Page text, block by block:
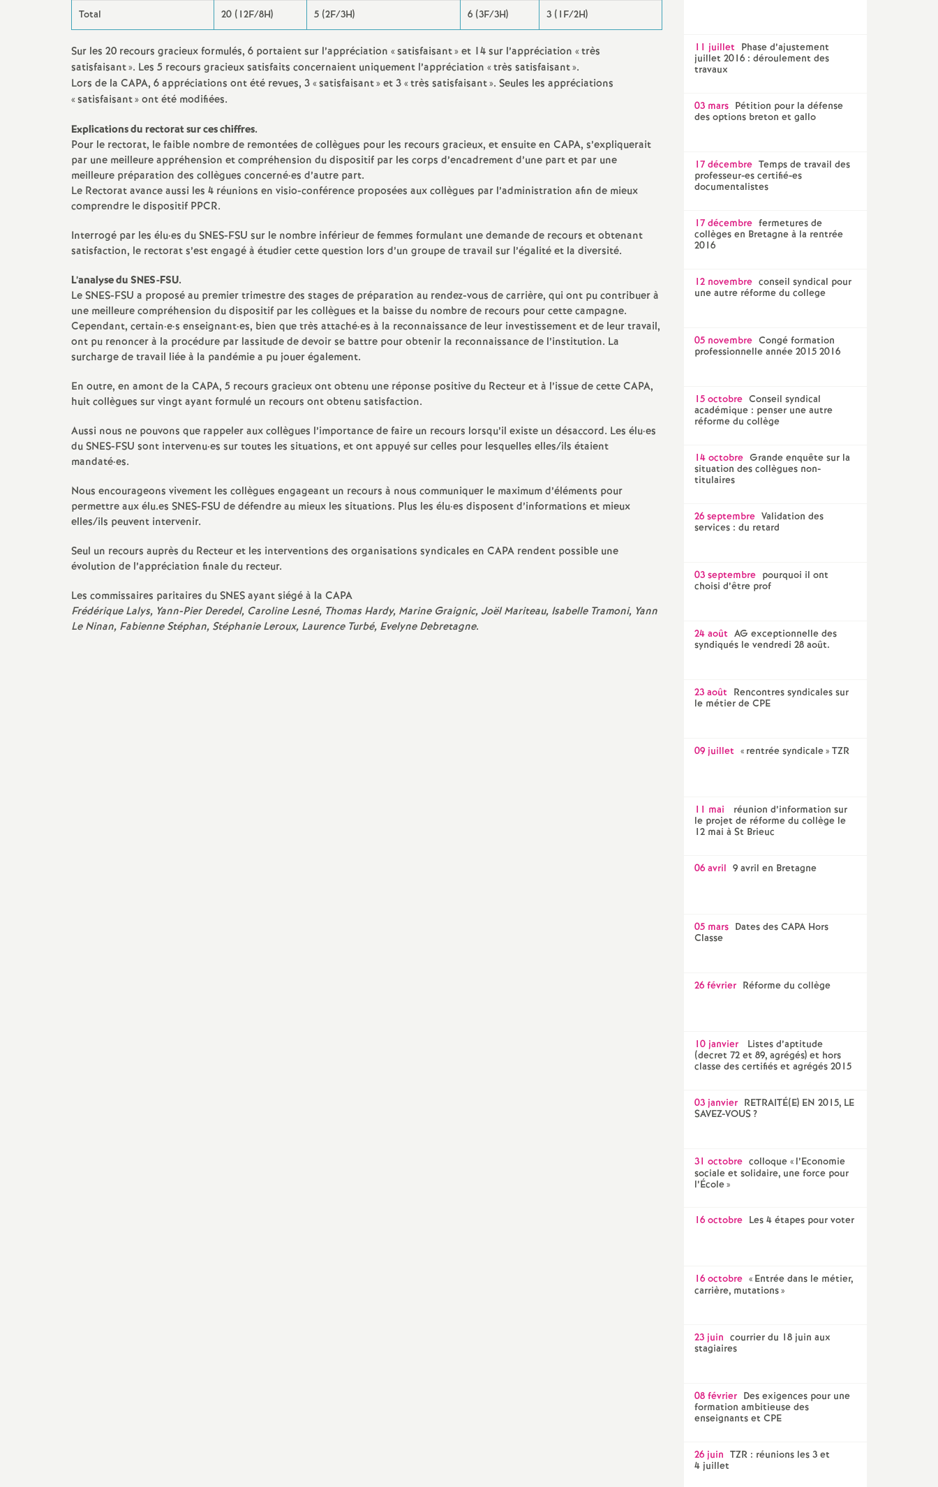
e
n
t
d
e
S
c
o
n
d
d
e
g
r
é
O
Total 20 (12F/8H) 5 (2F/3H) 6 (3F/3H) 3 (1F/2H)
Sur les 20 recours gracieux formulés, 6 portaient sur l’appréciation «satisfaisant» et 14 sur l’appréciation «très
satisfaisant». Les 5 recours gracieux satisfaits concernaient uniquement l’appréciation «très satisfaisant».
Lors de la CAPA, 6 appréciations ont été revues, 3 «satisfaisant» et 3 «très satisfaisant». Seules les appréciations
«satisfaisant» ont été modifiées.
Explications du rectorat sur ces chiffres.
Pour le rectorat, le faible nombre de remontées de collègues pour les recours gracieux, et ensuite en CAPA, s’expliquerait
par une meilleure appréhension et compréhension du dispositif par les corps d’encadrement d’une part et par une
meilleure préparation des collègues concerné·es d’autre part.
Le Rectorat avance aussi les 4 réunions en visio-conférence proposées aux collègues par l’administration afin de mieux
comprendre le dispositif PPCR.
Interrogé par les élu·es du SNES-FSU sur le nombre inférieur de femmes formulant une demande de recours et obtenant
satisfaction, le rectorat s’est engagé à étudier cette question lors d’un groupe de travail sur l’égalité et la diversité.
L’analyse du SNES-FSU.
Le SNES-FSU a proposé au premier trimestre des stages de préparation au rendez-vous de carrière, qui ont pu contribuer à
une meilleure compréhension du dispositif par les collègues et la baisse du nombre de recours pour cette campagne.
Cependant, certain·e·s enseignant·es, bien que très attaché·es à la reconnaissance de leur investissement et de leur travail,
ont pu renoncer à la procédure par lassitude de devoir se battre pour obtenir la reconnaissance de l’institution. La
surcharge de travail liée à la pandémie a pu jouer également.
En outre, en amont de la CAPA, 5 recours gracieux ont obtenu une réponse positive du Recteur et à l’issue de cette CAPA,
huit collègues sur vingt ayant formulé un recours ont obtenu satisfaction.
Aussi nous ne pouvons que rappeler aux collègues l’importance de faire un recours lorsqu’il existe un désaccord. Les élu·es
du SNES-FSU sont intervenu·es sur toutes les situations, et ont appuyé sur celles pour lesquelles elles/ils étaient
mandaté·es.
Nous encourageons vivement les collègues engageant un recours à nous communiquer le maximum d’éléments pour
permettre aux élu.es SNES-FSU de défendre au mieux les situations. Plus les élu·es disposent d’informations et mieux
elles/ils peuvent intervenir.
Seul un recours auprès du Recteur et les interventions des organisations syndicales en CAPA rendent possible une
évolution de l’appréciation finale du recteur.
Les commissaires paritaires du SNES ayant siégé à la CAPA
Frédérique Lalys, Yann-Pier Deredel, Caroline Lesné, Thomas Hardy, Marine Graignic, Joël Mariteau, Isabelle Tramoni, Yann
Le Ninan, Fabienne Stéphan, Stéphanie Leroux, Laurence Turbé, Evelyne Debretagne.
11 juillet Phase d’ajustement
juillet 2016 : déroulement des
travaux
03 mars Pétition pour la défense
des options breton et gallo
17 décembre Temps de travail des
professeur-es certifié-es
documentalistes
17 décembre fermetures de
collèges en Bretagne à la rentrée
2016
12 novembre conseil syndical pour
une autre réforme du college
05 novembre Congé formation
professionnelle année 2015 2016
15 octobre Conseil syndical
académique : penser une autre
réforme du collège
14 octobre Grande enquête sur la
situation des collègues non-
titulaires
26 septembre Validation des
services : du retard
03 septembre pourquoi il ont
choisi d’être prof
24 août AG exceptionnelle des
syndiqués le vendredi 28 août.
23 août Rencontres syndicales sur
le métier de CPE
09 juillet « rentrée syndicale» TZR
11 mai
réunion d’information sur
le projet de réforme du collège le
12 mai à St Brieuc
06 avril 9 avril en Bretagne
05 mars Dates des CAPA Hors
Classe
26 février Réforme du collège
10 janvier
Listes d’aptitude
(decret 72 et 89, agrégés) et hors
classe des certifiés et agrégés 2015
03 janvier RETRAITÉ(E) EN 2015, LE
SAVEZ-VOUS?
31 octobre colloque « l’Economie
sociale et solidaire, une force pour
l’École»
16 octobre Les 4 étapes pour voter
16 octobre « Entrée dans le métier,
carrière, mutations»
23 juin courrier du 18 juin aux
stagiaires
08 février Des exigences pour une
formation ambitieuse des
enseignants et CPE
26 juin TZR : réunions les 3 et
4 juillet